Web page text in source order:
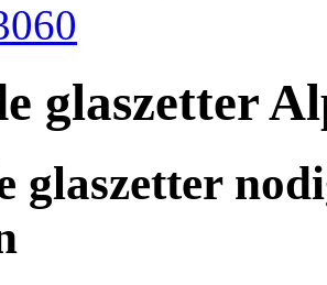
glaszetter
glaszetter